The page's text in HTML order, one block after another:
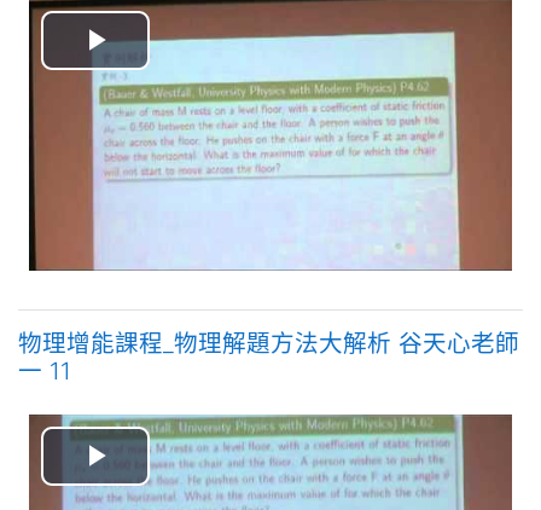
播
放
视
物理增能課程_物理解題方法大解析 谷天心老師
一 11
播